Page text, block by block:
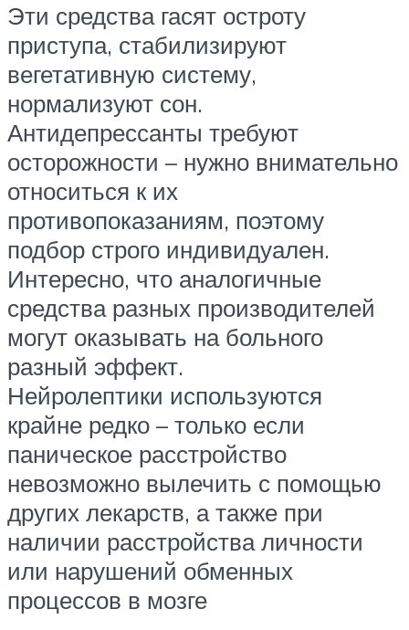
Эти средства гасят остроту
приступа, стабилизируют
вегетативную систему,
нормализуют сон.
Антидепрессанты требуют
осторожности – нужно внимательно
относиться к их
противопоказаниям, поэтому
подбор строго индивидуален.
Интересно, что аналогичные
средства разных производителей
могут оказывать на больного
разный эффект.
Нейролептики используются
крайне редко – только если
паническое расстройство
невозможно вылечить с помощью
других лекарств, а также при
наличии расстройства личности
или нарушений обменных
процессов в мозге